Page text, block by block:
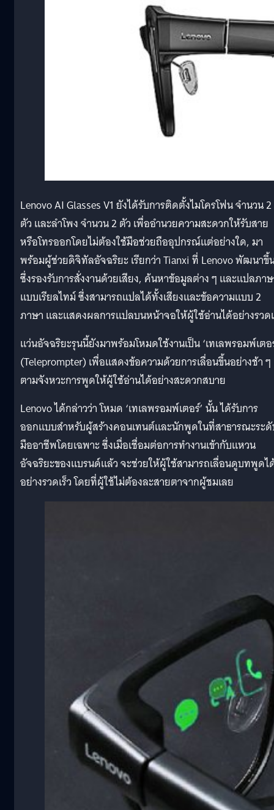
Lenovo AI Glasses V1 ยังได้รับการติดตั้งไมโครโฟน จำนวน 2
ตัว และลำโพง จำนวน 2 ตัว เพื่ออำนวยความสะดวกให้รับสาย
หรือโทรออกโดยไม่ต้องใช้มือช่วยถืออุปกรณ์แต่อย่างใด, มา
พร้อมผู้ช่วยดิจิทัลอัจฉริยะ เรียกว่า Tianxi ที่ Lenovo พัฒนาขึ้
ซึ่งรองรับการสั่งงานด้วยเสียง, ค้นหาข้อมูลต่าง ๆ และแปลภา
แบบเรียลไทม์ ซึ่งสามารถแปลได้ทั้งเสียงและข้อความแบบ 2
ภาษา และแสดงผลการแปลบนหน้าจอให้ผู้ใช้อ่านได้อย่างรวด
แว่นอัจฉริยะรุนนี้ยังมาพร้อมโหมดใช้งานเป็น ‘เทเลพรอมพ์เตอ
(Teleprompter) เพื่อแสดงข้อความด้วยการเลื่อนขึ้นอย่างช้า ๆ
ตามจังหวะการพูดให้ผู้ใช้อ่านได้อย่างสะดวกสบาย
Lenovo ได้กล่าวว่า โหมด ‘เทเลพรอมพ์เตอร์’ นั้น ได้รับการ
ออกแบบสำหรับผู้สร้างคอนเทนต์และนักพูดในที่สาธารณะระ
มืออาชีพโดยเฉพาะ ซึ่งเมื่อเชื่อมต่อการทำงานเข้ากับแหวน
อัจฉริยะของแบรนด์แล้ว จะช่วยให้ผู้ใช้สามารถเลื่อนดูบทพูดไ
อย่างรวดเร็ว โดยที่ผู้ใช้ไม่ต้องละสายตาจากผู้ชมเลย